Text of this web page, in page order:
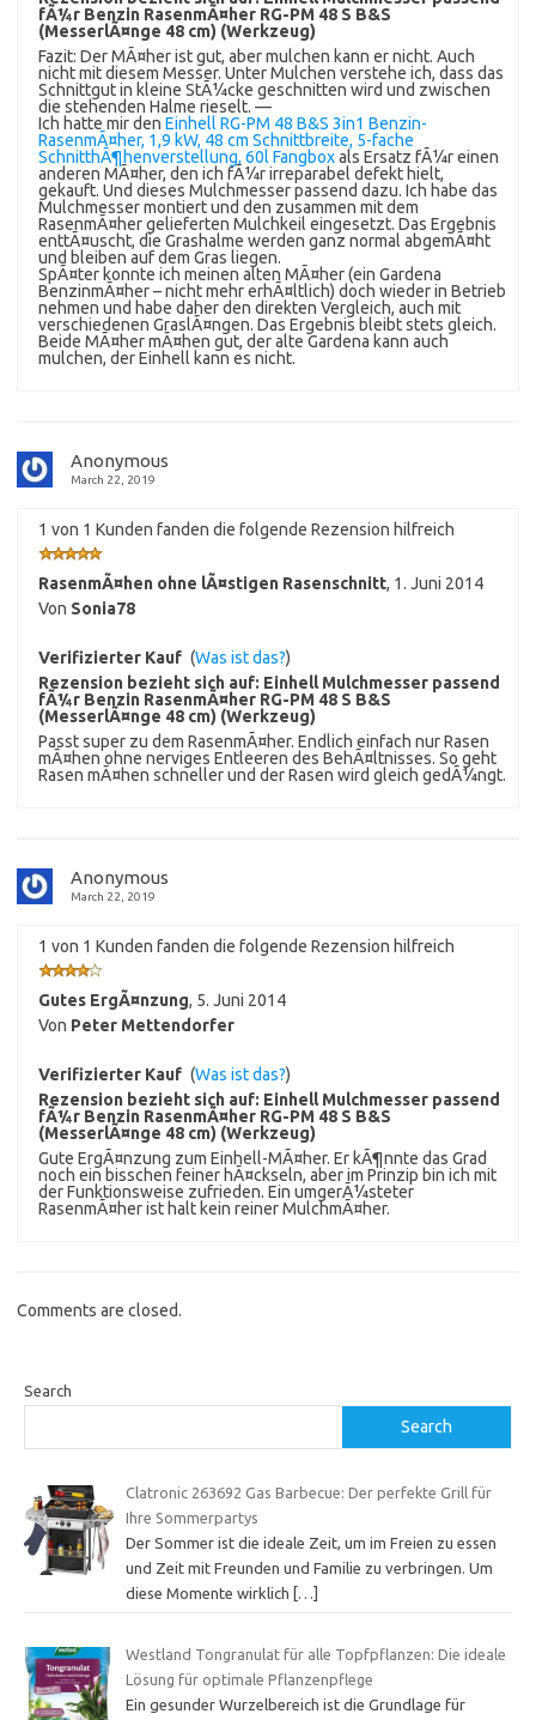
fÃ¼r Benzin RasenmÃ¤her RG-PM 48 S B&S
(MesserlÃ¤nge 48 cm) (Werkzeug)
Fazit: Der MÃ¤her ist gut, aber mulchen kann er nicht. Auch
nicht mit diesem Messer. Unter Mulchen verstehe ich, dass das
Schnittgut in kleine StÃ¼cke geschnitten wird und zwischen
die stehenden Halme rieselt. —
Ich hatte mir den Einhell RG-PM 48 B&S 3in1 Benzin-
RasenmÃ¤her, 1,9 kW, 48 cm Schnittbreite, 5-fache
SchnitthÃ¶henverstellung, 60l Fangboxals Ersatz fÃ¼r einen
anderen MÃ¤her, den ich fÃ¼r irreparabel defekt hielt,
gekauft. Und dieses Mulchmesser passend dazu. Ich habe das
Mulchmesser montiert und den zusammen mit dem
RasenmÃ¤her gelieferten Mulchkeil eingesetzt. Das Ergebnis
enttÃ¤uscht, die Grashalme werden ganz normal abgemÃ¤ht
und bleiben auf dem Gras liegen.
SpÃ¤ter konnte ich meinen alten MÃ¤her (ein Gardena
BenzinmÃ¤her – nicht mehr erhÃ¤ltlich) doch wieder in Betrieb
nehmen und habe daher den direkten Vergleich, auch mit
verschiedenen GraslÃ¤ngen. Das Ergebnis bleibt stets gleich.
Beide MÃ¤her mÃ¤hen gut, der alte Gardena kann auch
mulchen, der Einhell kann es nicht.
Anonymous
March 22, 2019
1 von 1 Kunden fanden die folgende Rezension hilfreich
RasenmÃ¤hen ohne lÃ¤stigen Rasenschnitt, 1. Juni 2014
Von Sonia78
Verifizierter Kauf (Was ist das?)
Rezension bezieht sich auf: Einhell Mulchmesser passend
fÃ¼r Benzin RasenmÃ¤her RG-PM 48 S B&S
(MesserlÃ¤nge 48 cm) (Werkzeug)
Passt super zu dem RasenmÃ¤her. Endlich einfach nur Rasen
mÃ¤hen ohne nerviges Entleeren des BehÃ¤ltnisses. So geht
Rasen mÃ¤hen schneller und der Rasen wird gleich gedÃ¼ngt.
Anonymous
March 22, 2019
1 von 1 Kunden fanden die folgende Rezension hilfreich
Gutes ErgÃ¤nzung, 5. Juni 2014
Von Peter Mettendorfer
Verifizierter Kauf (Was ist das?)
Rezension bezieht sich auf: Einhell Mulchmesser passend
fÃ¼r Benzin RasenmÃ¤her RG-PM 48 S B&S
(MesserlÃ¤nge 48 cm) (Werkzeug)
Gute ErgÃ¤nzung zum Einhell-MÃ¤her. Er kÃ¶nnte das Grad
noch ein bisschen feiner hÃ¤ckseln, aber im Prinzip bin ich mit
der Funktionsweise zufrieden. Ein umgerÃ¼steter
RasenmÃ¤her ist halt kein reiner MulchmÃ¤her.
Comments are closed.
Search
Search
Clatronic 263692 Gas Barbecue: Der perfekte Grill für
Ihre Sommerpartys
Der Sommer ist die ideale Zeit, um im Freien zu essen
und Zeit mit Freunden und Familie zu verbringen. Um
diese Momente wirklich
[…]
Westland Tongranulat für alle Topfpflanzen: Die ideale
Lösung für optimale Pflanzenpflege
Ein gesunder Wurzelbereich ist die Grundlage für